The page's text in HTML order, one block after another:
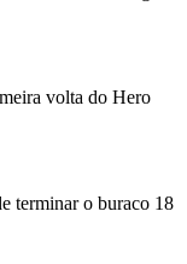
volta do Hero
terminar o buraco 18